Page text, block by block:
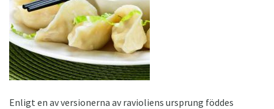
Enligt en av versionerna av ravioliens ursprung föddes